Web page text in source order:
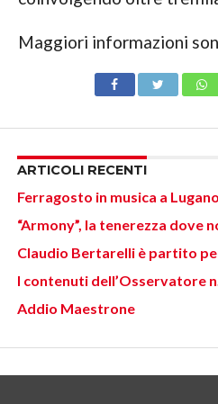
Maggiori informazioni
ARTICOLI RECENTI
Ferragosto in musica a
“Armony”, la tenerezza dove
Claudio Bertarelli è partito
I contenuti dell’Osservatore
Addio Maestrone